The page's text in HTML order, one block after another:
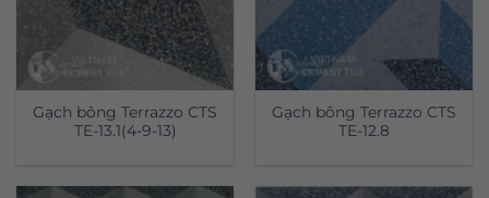
Gạch bông Terrazzo CTS
TE-13.1(4-9-13)
Gạch bông Terrazzo CTS
TE-12.8